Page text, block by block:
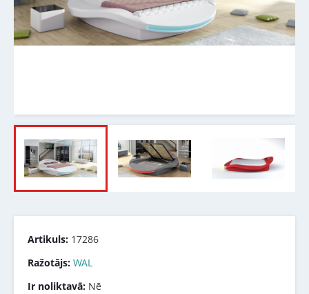
Artikuls: 17286
Ražotājs: WAL
Ir noliktavā: Nē